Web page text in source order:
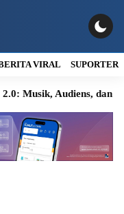
VIRAL SUPORTER
Audiens, dan Ingatan